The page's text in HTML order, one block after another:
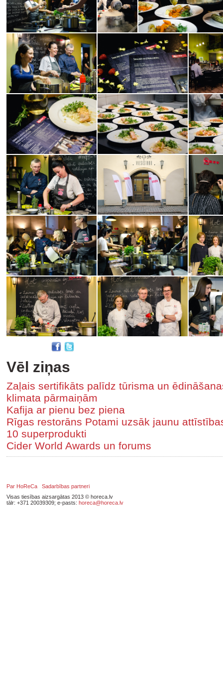
Vēl ziņas
Zaļais sertifikāts palīdz tūrisma un
klimata pārmaiņām
Kafija ar pienu bez piena
Rīgas restorāns Potami uzsāk jaunu
10 superprodukti
Cider World Awards un forums
Par HoReCa
Sadarbības partneri
Visas tiesības aizsargātas 2013 © horeca.lv
tālr: +371 20039309; e-pasts: horeca@horeca.lv